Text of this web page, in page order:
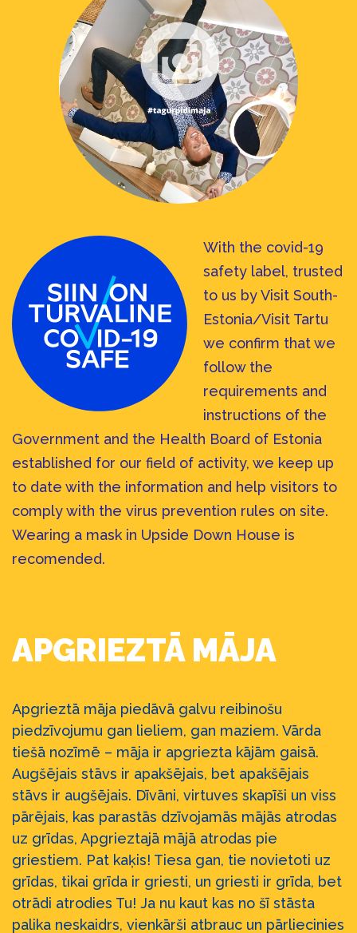
With the covid-19
safety label, trusted
to us by Visit South-
Estonia/Visit Tartu
we confirm that we
follow the
requirements and
instructions of the
Government and the Health Board of Estonia
established for our field of activity, we keep up
to date with the information and help visitors to
comply with the virus prevention rules on site.
Wearing a mask in Upside Down House is
recomended.
APGRIEZTĀ MĀJA
Apgrieztā māja piedāvā galvu reibinošu
piedzīvojumu gan lieliem, gan maziem. Vārda
tiešā nozīmē – māja ir apgriezta kājām gaisā.
Augšējais stāvs ir apakšējais, bet apakšējais
stāvs ir augšējais. Dīvāni, virtuves skapīši un viss
pārējais, kas parastās dzīvojamās mājās atrodas
uz grīdas, Apgrieztajā mājā atrodas pie
griestiem. Pat kaķis! Tiesa gan, tie novietoti uz
grīdas, tikai grīda ir griesti, un griesti ir grīda, bet
otrādi atrodies Tu! Ja nu kaut kas no šī stāsta
palika neskaidrs, vienkārši atbrauc un pārliecinies